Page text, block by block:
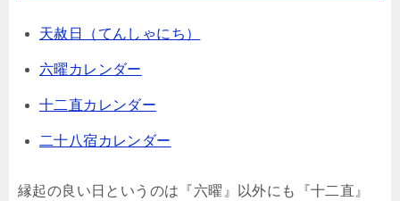
天赦日（てんしゃにち）
六曜カレンダー
十二直カレンダー
二十八宿カレンダー
縁起の良い日というのは『六曜』以外にも『十二直』